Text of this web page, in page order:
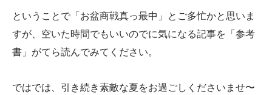
ということで「お盆商戦真っ最中」とご多忙かと思いま
すが、空いた時間でもいいのでに気になる記事を「参考
書」がてら読んでみてください。
ではでは、引き続き素敵な夏をお過ごしくださいませ〜